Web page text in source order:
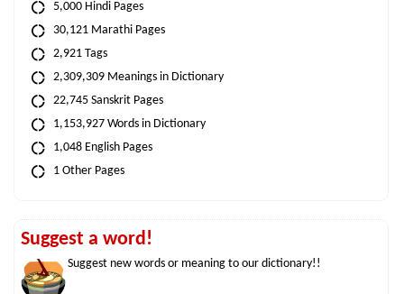
5,000 Hindi Pages
30,121 Marathi Pages
2,921 Tags
2,309,309 Meanings in Dictionary
22,745 Sanskrit Pages
1,153,927 Words in Dictionary
1,048 English Pages
1 Other Pages
Suggest a word!
Suggest new words or meaning to our dictionary!!